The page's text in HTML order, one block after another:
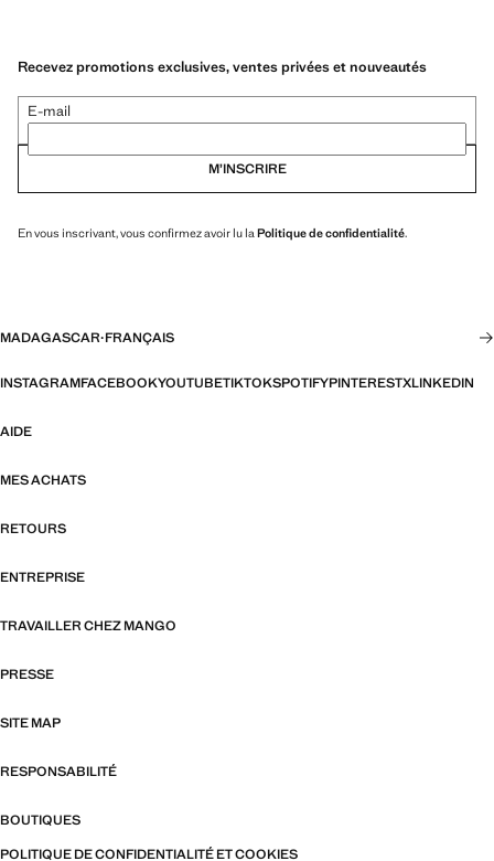
Recevez promotions exclusives, ventes privées et nouveautés
E-mail
M’INSCRIRE
En vous inscrivant, vous confirmez avoir lu la Politique de confidentialité.
MADAGASCAR·FRANÇAIS
INSTAGRAMFACEBOOKYOUTUBETIKTOKSPOTIFYPINTERESTXLINKEDIN
AIDE
MES ACHATS
RETOURS
ENTREPRISE
TRAVAILLER CHEZ MANGO
PRESSE
SITE MAP
RESPONSABILITÉ
BOUTIQUES
POLITIQUE DE CONFIDENTIALITÉ ET COOKIES